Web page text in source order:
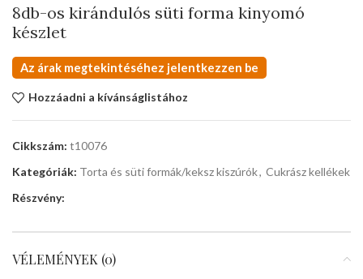
8db-os kirándulós süti forma kinyomó
készlet
Az árak megtekintéséhez jelentkezzen be
Hozzáadni a kívánságlistához
Cikkszám: t10076
Kategóriák: Torta és süti formák/keksz kiszúrók, Cukrász kellékek
Részvény:
VÉLEMÉNYEK (0)